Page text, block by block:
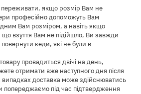
якщо розмір Вам не
професійно допоможуть Вам
Вам розміром, а навіть якщо
що взуття Вам не підійшло, Ви завжди
кеди, які не були в
провадиться двічі на день,
отримати вже наступного дня після
доставка може здійснюватись
під час підтвердження